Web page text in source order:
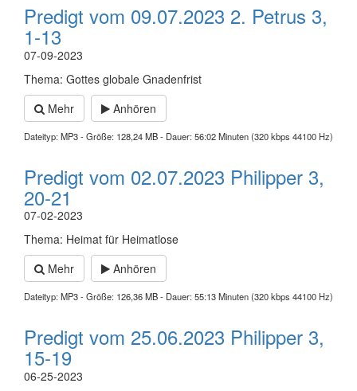
Predigt vom 09.07.2023 2. Petrus 3,
1-13
07-09-2023
Thema: Gottes globale Gnadenfrist
Mehr
Anhören
Dateityp: MP3 - Größe: 128,24 MB - Dauer: 56:02 Minuten (320 kbps 44100 Hz)
Predigt vom 02.07.2023 Philipper 3,
20-21
07-02-2023
Thema: Heimat für Heimatlose
Mehr
Anhören
Dateityp: MP3 - Größe: 126,36 MB - Dauer: 55:13 Minuten (320 kbps 44100 Hz)
Predigt vom 25.06.2023 Philipper 3,
15-19
06-25-2023